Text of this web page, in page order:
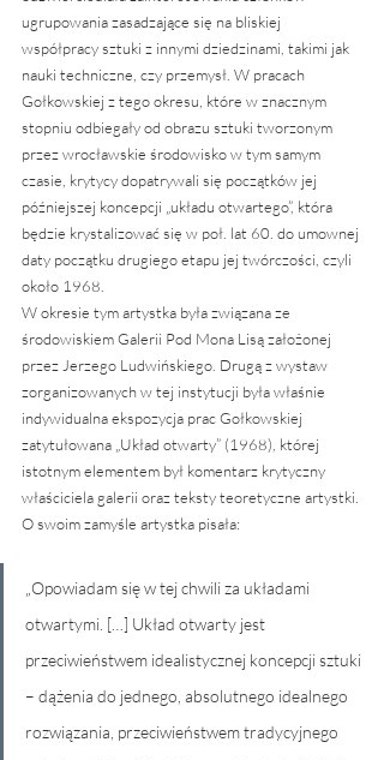
ugrupowania zasadzające się na bliskiej
współpracy sztuki z innymi dziedzinami, takimi jak
nauki techniczne, czy przemysł. W pracach
Gołkowskiej z tego okresu, które w znacznym
stopniu odbiegały od obrazu sztuki tworzonym
przez wrocławskie środowisko w tym samym
czasie, krytycy dopatrywali się początków jej
późniejszej koncepcji „układu otwartego”, która
będzie krystalizować się w poł. lat 60. do umownej
daty początku drugiego etapu jej twórczości, czyli
około 1968.
W okresie tym artystka była związana ze
środowiskiem Galerii Pod Mona Lisą założonej
przez Jerzego Ludwińskiego. Drugą z wystaw
zorganizowanych w tej instytucji była właśnie
indywidualna ekspozycja prac Gołkowskiej
zatytułowana „Układ otwarty” (1968), której
istotnym elementem był komentarz krytyczny
właściciela galerii oraz teksty teoretyczne artystki.
O swoim zamyśle artystka pisała:
„Opowiadam się w tej chwili za układami
otwartymi. […] Układ otwarty jest
przeciwieństwem idealistycznej koncepcji sztuki
– dążenia do jednego, absolutnego idealnego
rozwiązania, przeciwieństwem tradycyjnego